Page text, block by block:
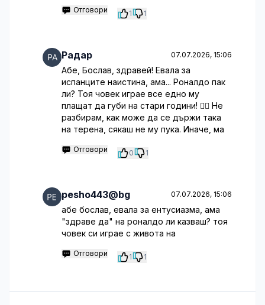
Отговори 1 1
Радар 07.07.2026, 15:06
Абе, Бослав, здравей! Евала за
испанците наистина, ама... Роналдо пак
ли? Тоя човек играе все едно му
плащат да губи на стари години! 🤦‍♂️ Не
разбирам, как може да се държи така
на терена, сякаш не му пука. Иначе, ма
Отговори 0 1
pesho443@bg 07.07.2026, 15:06
абе бослав, евала за ентусиазма, ама
"здраве да" на роналдо ли казваш? тоя
човек си играе с живота на
Отговори 1 1